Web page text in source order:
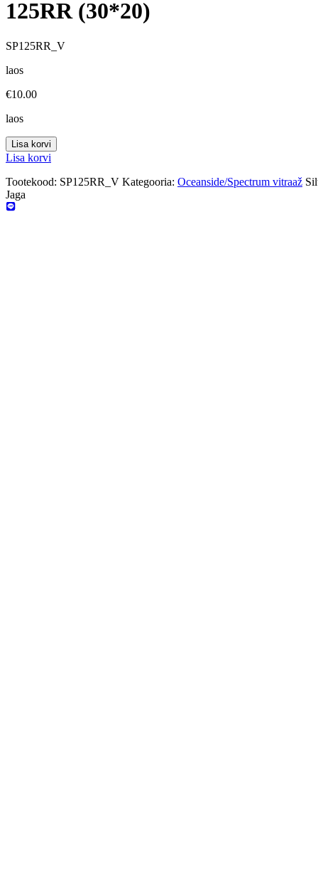
125RR (30*20)
SP125RR_V
laos
€10.00
laos
Lisa korvi
Lisa korvi
Tootekood: SP125RR_V Kategooria: Oceanside/Spectrum vitraaž
Jaga